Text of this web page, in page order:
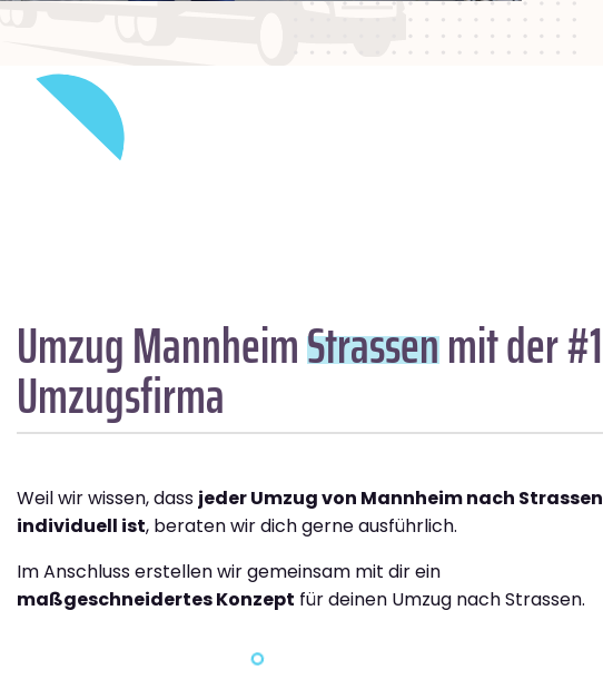
Umzug MannheimStrassenmit der #1
Umzugsfirma
Weil wir wissen, dass jeder Umzug von Mannheim nach Strassen
individuell ist, beraten wir dich gerne ausführlich.
Im Anschluss erstellen wir gemeinsam mit dir ein
maßgeschneidertes Konzept für deinen Umzug nach Strassen.